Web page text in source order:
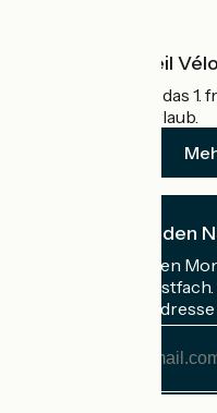
Was ist Accueil
Accueil Vélo ist das
Radfahrer im Urlaub.
Ich abonniere den
Erhalten Sie jeden
Rad in Ihrem Postfach.
Meine E-Mail-Adresse